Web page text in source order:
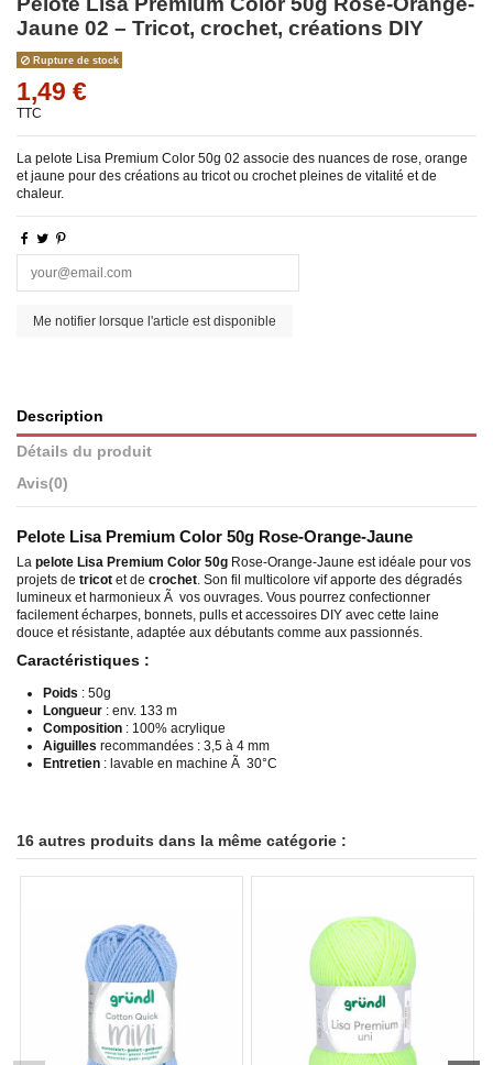
Jaune 02 – Tricot, crochet, créations DIY
Rupture de stock
1,49 €
TTC
La pelote Lisa Premium Color 50g 02 associe des nuances de rose, orange
et jaune pour des créations au tricot ou crochet pleines de vitalité et de
chaleur.
Description
Détails du produit
Avis(0)
Pelote Lisa Premium Color 50g Rose-Orange-Jaune
La pelote Lisa Premium Color 50g Rose-Orange-Jaune est idéale pour vos
projets de tricot et de crochet. Son fil multicolore vif apporte des dégradés
lumineux et harmonieux Ã vos ouvrages. Vous pourrez confectionner
facilement écharpes, bonnets, pulls et accessoires DIY avec cette laine
douce et résistante, adaptée aux débutants comme aux passionnés.
Caractéristiques :
Poids : 50g
Longueur : env. 133 m
Composition : 100% acrylique
Aiguilles recommandées : 3,5 à 4 mm
Entretien : lavable en machine Ã 30°C
16 autres produits dans la même catégorie :